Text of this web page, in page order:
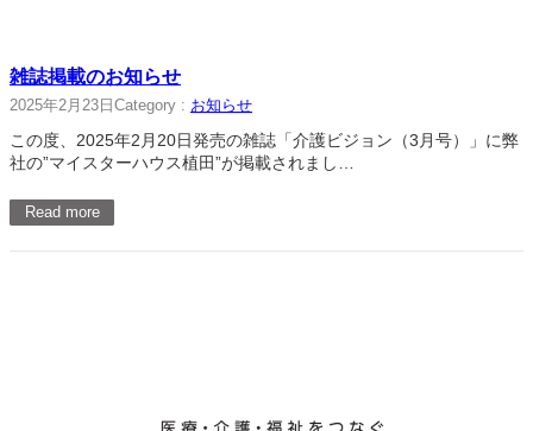
雑誌掲載のお知らせ
2025年2月23日 Category : お知らせ
この度、2025年2月20日発売の雑誌「介護ビジョン（3月号）」に弊
社の”マイスターハウス植田”が掲載されまし…
Read more